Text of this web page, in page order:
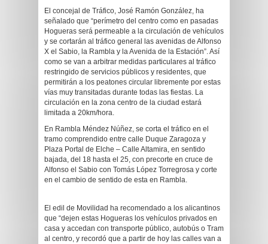
El concejal de Tráfico, José Ramón González, ha
señalado que “perímetro del centro como en pasadas
Hogueras será permeable a la circulación de vehículos
y se cortarán al tráfico general las avenidas de Alfonso
X el Sabio, la Rambla y la Avenida de la Estación”. Así
como se van a arbitrar medidas particulares al tráfico
restringido de servicios públicos y residentes, que
permitirán a los peatones circular libremente por estas
vías muy transitadas durante todas las fiestas. La
circulación en la zona centro de la ciudad estará
limitada a 20km/hora.
En Rambla Méndez Núñez, se corta el tráfico en el
tramo comprendido entre calle Duque Zaragoza y
Plaza Portal de Elche – Calle Altamira, en sentido
bajada, del 18 hasta el 25, con precorte en cruce de
Alfonso el Sabio con Tomás López Torregrosa y corte
en el cambio de sentido de esta en Rambla.
El edil de Movilidad ha recomendado a los alicantinos
que “dejen estas Hogueras los vehículos privados en
casa y accedan con transporte público, autobús o Tram
al centro, y recordó que a partir de hoy las calles van a